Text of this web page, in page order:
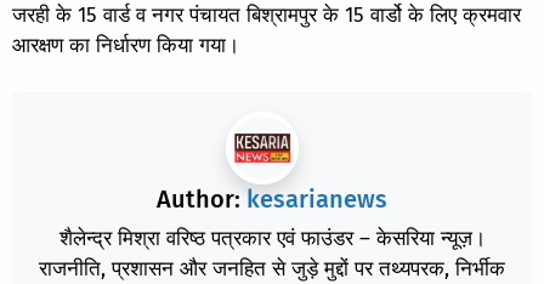
जरही के 15 वार्ड व नगर पंचायत बिश्रामपुर के 15 वार्डो के लिए क्रमवार
आरक्षण का निर्धारण किया गया।
Author: kesarianews
शैलेन्द्र मिश्रा वरिष्ठ पत्रकार एवं फाउंडर – केसरिया न्यूज़।
राजनीति, प्रशासन और जनहित से जुड़े मुद्दों पर तथ्यपरक, निर्भीक